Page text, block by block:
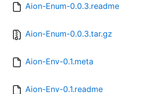
Aion-Enum-0.0.3.readme
Aion-Enum-0.0.3.tar.gz
Aion-Env-0.1.meta
Aion-Env-0.1.readme